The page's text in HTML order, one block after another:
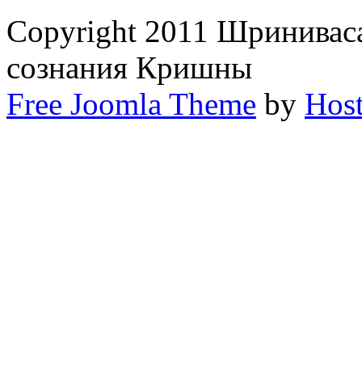
Copyright 2011
сознания Кришны
Free Joomla Theme by